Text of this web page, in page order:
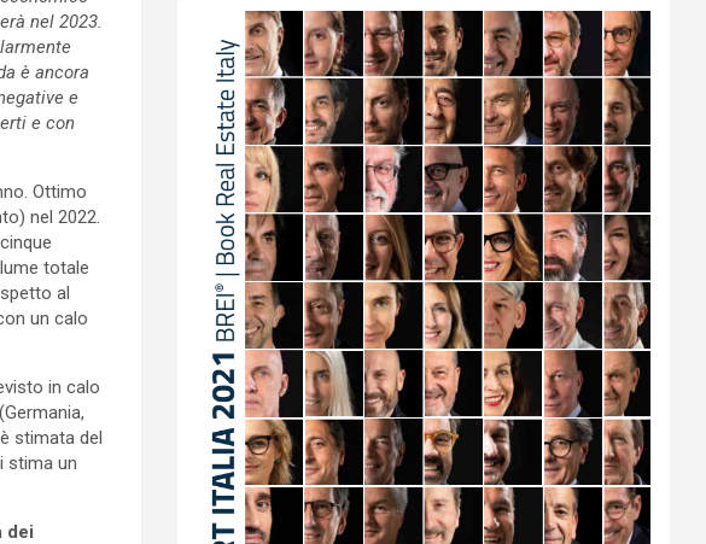
nel 2023.
è ancora
e
e con
Ottimo
nel 2022.
totale
al
un calo
in calo
stimata del
stima un
dei